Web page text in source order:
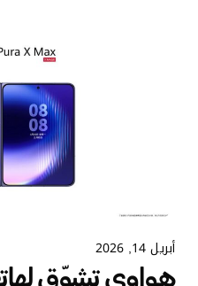
أبريل 14, 2026